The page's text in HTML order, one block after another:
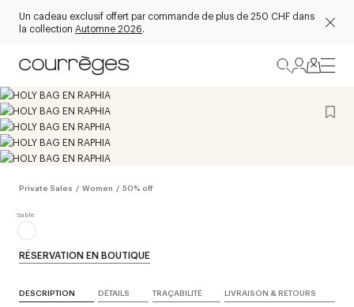
Un cadeau exclusif offert par commande de plus de 250 CHF dans
la collection Automne 2026.
Private Sales / Women / 50% off
RÉSERVATION EN BOUTIQUE
DESCRIPTION DÉTAILS TRAÇABILITÉ LIVRAISON & RETOURS